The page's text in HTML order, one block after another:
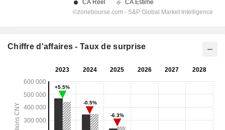
Chiffre d'affaires - Taux de surprise